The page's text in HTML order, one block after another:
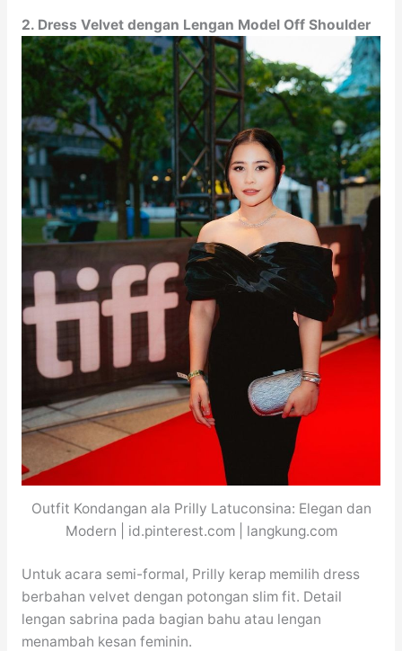
2. Dress Velvet dengan Lengan Model Off Shoulder
Outfit Kondangan ala Prilly Latuconsina: Elegan dan
Modern | id.pinterest.com | langkung.com
Untuk acara semi-formal, Prilly kerap memilih dress
berbahan velvet dengan potongan slim fit. Detail
lengan sabrina pada bagian bahu atau lengan
menambah kesan feminin.